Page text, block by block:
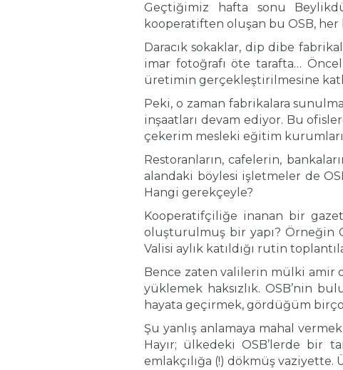
Geçtiğimiz hafta sonu
kooperatiften oluşan bu OSB, her
Daracık sokaklar, dip dibe
imar fotoğrafı öte tarafta…
üretimin gerçekleştirilmesine
Peki, o zaman fabrikalara
inşaatları devam ediyor. Bu
çekerim mesleki eğitim
Restoranların, cafelerin,
alandaki böylesi işletmeler de
Hangi gerekçeyle?
Kooperatifçiliğe inanan bir
oluşturulmuş bir yapı? Örneğin
Valisi aylık katıldığı rutin
Bence zaten valilerin mülki amir
yüklemek haksızlık. OSB’nin
hayata geçirmek, gördüğüm
Şu yanlış anlamaya mahal
Hayır; ülkedeki OSB’lerde bir
emlakçılığa (!) dökmüş